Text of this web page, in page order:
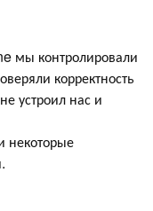
мы контролировали
корректность
устроил нас и
некоторые